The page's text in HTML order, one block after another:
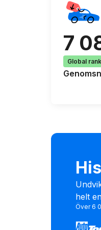
7
Global
helt
Över 6